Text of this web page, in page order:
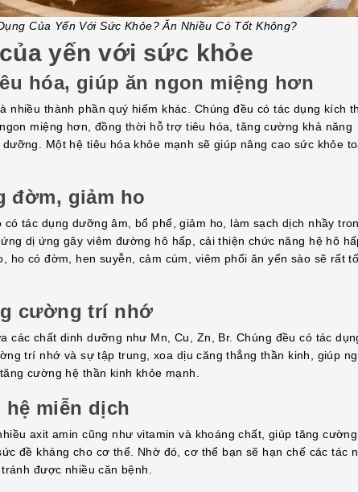
Của Yến Với Sức Khỏe? Ăn Nhiều Có Tốt Không?
yến với sức khỏe
hóa, giúp ăn ngon miệng hơn
nhiều thành phần quý hiếm khác. Chúng đều có tác dụng kích
miệng hơn, đồng thời hỗ trợ tiêu hóa, tăng cường khả năng
Một hệ tiêu hóa khỏe mạnh sẽ giúp nâng cao sức khỏe
đờm, giảm ho
có tác dụng dưỡng âm, bổ phế, giảm ho, làm sạch dịch nhầy
dị ứng gây viêm đường hô hấp, cải thiện chức năng hệ hô
ho có đờm, hen suyễn, cảm cúm, viêm phổi ăn yến sào sẽ rất
cường trí nhớ
các chất dinh dưỡng như Mn, Cu, Zn, Br. Chúng đều có tác
trí nhớ và sự tập trung, xoa dịu căng thẳng thần kinh, giúp
cường hệ thần kinh khỏe mạnh.
miễn dịch
axit amin cũng như vitamin và khoáng chất, giúp tăng
đề kháng cho cơ thể. Nhờ đó, cơ thể bạn sẽ hạn chế các tác
được nhiều căn bệnh.